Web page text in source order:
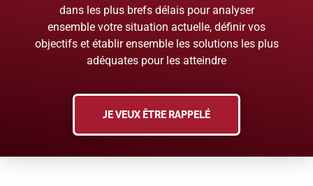
dans les plus brefs délais pour analyser
ensemble votre situation actuelle, définir vos
objectifs et établir ensemble les solutions les plus
adéquates pour les atteindre
JE VEUX ÊTRE RAPPELÉ